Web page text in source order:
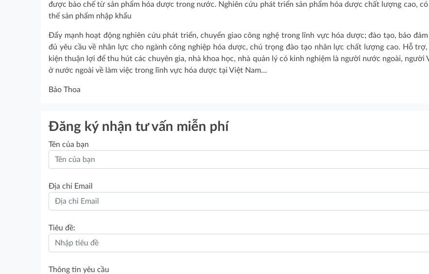
được bào chế từ sản phẩm hóa dược trong nước. Nghiên cứu phát triển sản phẩm hóa dược chất lượng cao,
thế sản phẩm nhập khẩu
Đẩy mạnh hoạt động nghiên cứu phát triển, chuyển giao công nghệ trong lĩnh vực hóa dược; đào tạo, bảo
đủ yêu cầu về nhân lực cho ngành công nghiệp hóa dược, chú trọng đào tạo nhân lực chất lượng cao. Hỗ
kiện thuận lợi để thu hút các chuyên gia, nhà khoa học, nhà quản lý có kinh nghiệm là người nước ngoài, người
ở nước ngoài về làm việc trong lĩnh vực hóa dược tại Việt Nam…
Bảo Thoa
Đăng ký nhận tư vấn miễn phí
Tên của bạn
Địa chỉ Email
Tiêu đề:
Thông tin yêu cầu